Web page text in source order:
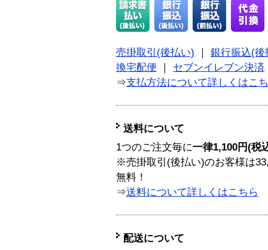
売掛取引(後払い) ｜ 銀行振込(後
換宅配便 ｜ セブンイレブン決済
⇒支払方法について詳しくはこ
送料について
1つのご注文毎に一律1,100円(税
※売掛取引(後払い)のお客様は
無料！
⇒送料について詳しくはこちら
配送について